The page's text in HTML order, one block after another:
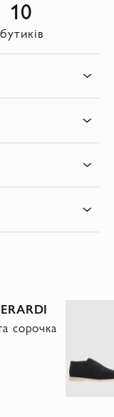
10
бутиків
сорочка